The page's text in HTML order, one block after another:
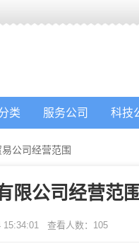
类 服务公司 科技
易公司经营范围
限公司经营范
15:34:01 查看人数： 105